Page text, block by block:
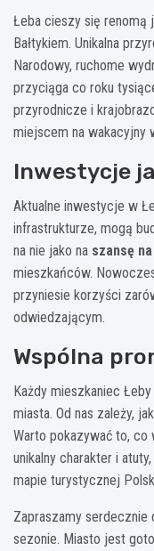
Łeba cieszy się renomą
Bałtykiem. Unikalna
Narodowy, ruchome
przyciąga co roku
przyrodnicze i
miejscem na wakacyjny
Inwestycje
Aktualne inwestycje w
infrastrukturze, mogą
na nie jako na szansę
mieszkańców.
przyniesie korzyści
odwiedzającym.
Wspólna
Każdy mieszkaniec
miasta. Od nas zależy,
Warto pokazywać to,
unikalny charakter i
mapie turystycznej
Zapraszamy
sezonie. Miasto jest